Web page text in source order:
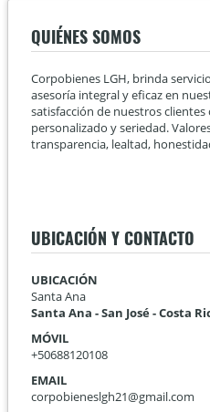
QUIÉNES SOMOS
Corpobienes LGH, brinda
asesoría integral y eficaz en
satisfacción de nuestros
personalizado y seriedad.
transparencia, lealtad,
UBICACIÓN Y CONTACTO
UBICACIÓN
Santa Ana
Santa Ana - San José - Costa
MÓVIL
+50688120108
EMAIL
corpobieneslgh21@gmail.com